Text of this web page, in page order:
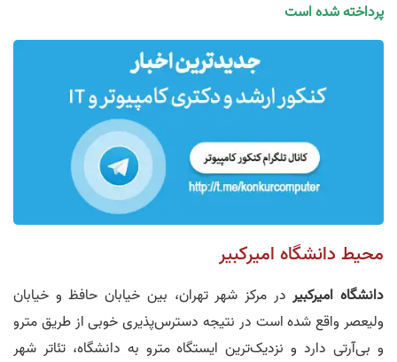
پرداخته شده است
محیط دانشگاه امیرکبیر
دانشگاه امیرکبیردر مرکز شهر تهران، بین خیابان حافظ و خیابان
ولیعصر واقع شده است در نتیجه دسترس‌پذیری خوبی از طریق مترو
و بی‌آرتی دارد و نزدیک‌ترین ایستگاه مترو به دانشگاه، تئاتر شهر